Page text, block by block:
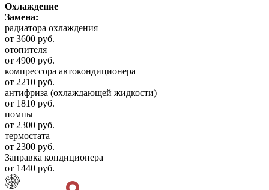
Охлаждение
Замена:
радиатора охлаждения
от 3600 руб.
отопителя
от 4900 руб.
компрессора автокондиционера
от 2210 руб.
антифриза (охлаждающей жидкости)
от 1810 руб.
помпы
от 2300 руб.
термостата
от 2300 руб.
Заправка кондиционера
от 1440 руб.